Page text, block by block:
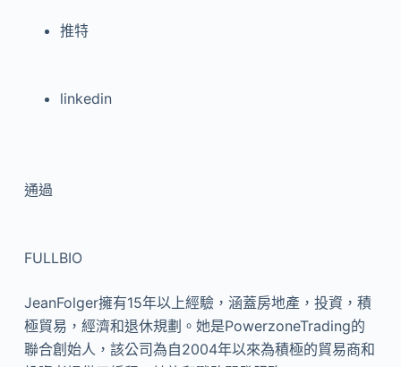
推特
linkedin
通過
FULLBIO
JeanFolger擁有15年以上經驗，涵蓋房地產，投資，積
極貿易，經濟和退休規劃。她是PowerzoneTrading的
聯合創始人，該公司為自2004年以來為積極的貿易商和